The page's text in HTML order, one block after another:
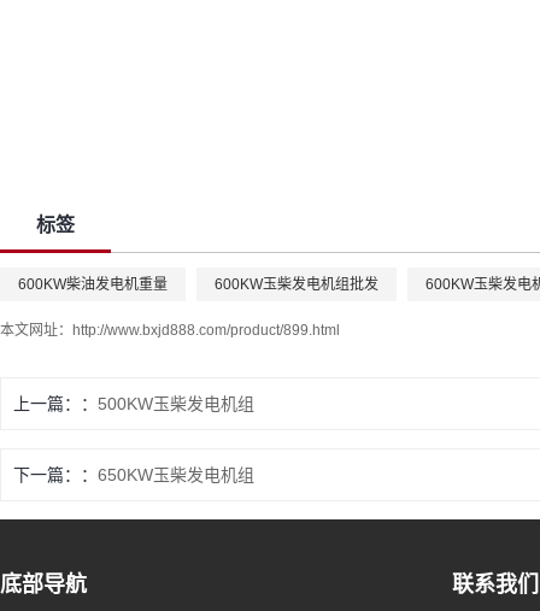
标签
600KW柴油发电机重量 600KW玉柴发电机组批发 600KW玉柴发电
本文网址： http://www.bxjd888.com/product/899.html
上一篇： 500KW玉柴发电机组
下一篇： 650KW玉柴发电机组
底部导航 联系我们